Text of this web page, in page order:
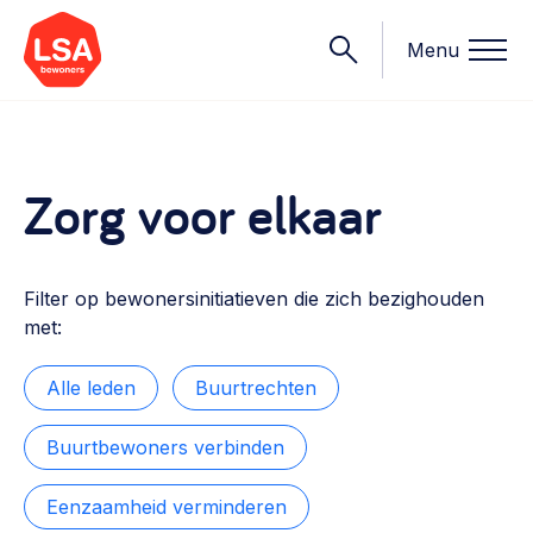
Menu
Onderwerpen
Starten van een initiatief
Rechtsvormen, positionering, organisatiemodellen >
Financiën
Financieringsvormen, administratie, begroting en omzet >
Organisatie en beheer
Bestuur, horeca, evenementen, verhuur en communicatie >
Wat we doen
Contact
Nieuws
Zorg voor elkaar
Filter op bewonersinitiatieven die zich bezighouden
met:
Alle leden Buurtrechten
Buurtbewoners verbinden
Eenzaamheid verminderen